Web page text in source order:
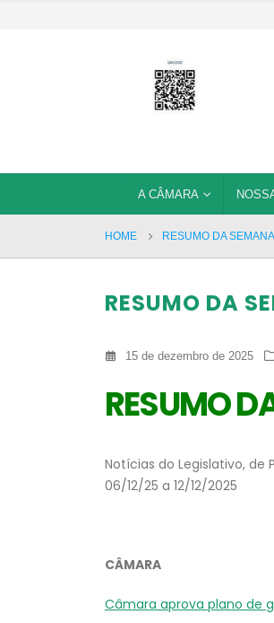
A CÂMARA
HOME RESUMO DA
RESUMO DA
15 de dezembro de 2025
RESUMO
Notícias do Legislativo, de
06/12/25 a 12/12/2025
CÂMARA
Câmara aprova plano de